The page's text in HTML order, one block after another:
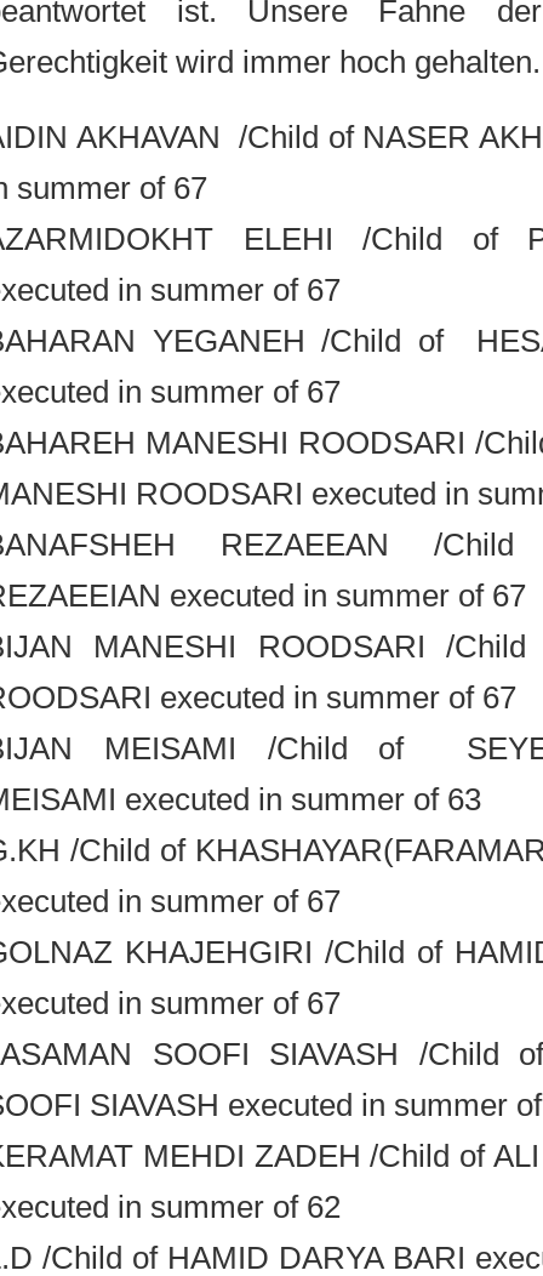
beantwortet ist. Unsere Fahne
Gerechtigkeit wird immer hoch
AIDIN AKHAVAN /Child of NASER
in summer of 67
AZARMIDOKHT ELEHI /Child
executed in summer of 67
BAHARAN YEGANEH /Child of
executed in summer of 67
BAHAREH MANESHI ROODSARI /
MANESHI ROODSARI executed in
BANAFSHEH REZAEEAN /
REZAEEIAN executed in summer of
BIJAN MANESHI ROODSARI /
ROODSARI executed in summer of
BIJAN MEISAMI /Child of
MEISAMI executed in summer of 63
G.KH /Child of
executed in summer of 67
GOLNAZ KHAJEHGIRI /Child of
executed in summer of 67
JASAMAN SOOFI SIAVASH /
SOOFI SIAVASH executed in
KERAMAT MEHDI ZADEH /Child of
executed in summer of 62
L.D /Child of HAMID DARYA BARI